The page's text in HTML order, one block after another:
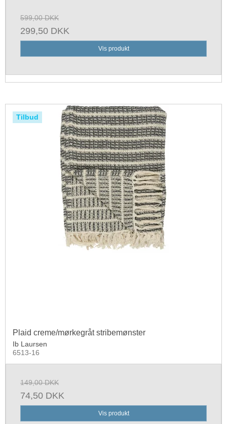
599,00 DKK
299,50 DKK
Vis produkt
Tilbud
Plaid creme/mørkegråt stribemønster
Ib Laursen
6513-16
149,00 DKK
74,50 DKK
Vis produkt